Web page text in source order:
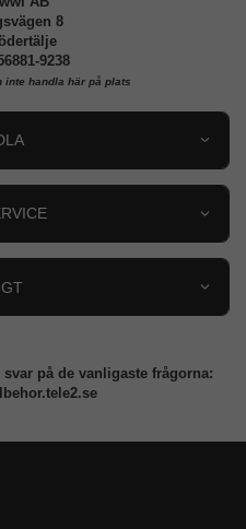
8
9238
inte handla här på plats
på de vanligaste frågorna: